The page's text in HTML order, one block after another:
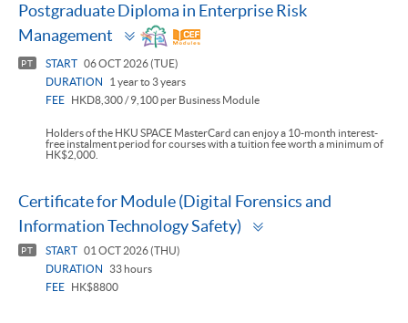
Postgraduate Diploma in Enterprise Risk
Management
Toggle
panel
PT START 06 OCT 2026 (TUE)
DURATION
1 year to 3 years
FEE
HKD8,300 / 9,100 per Business Module
Holders of the HKU SPACE MasterCard can enjoy a 10-month interest-
free instalment period for courses with a tuition fee worth a minimum of
HK$2,000.
Certificate for Module (Digital Forensics and
Information Technology Safety)
PT START 01 OCT 2026 (THU)
DURATION
33 hours
FEE
HK$8800